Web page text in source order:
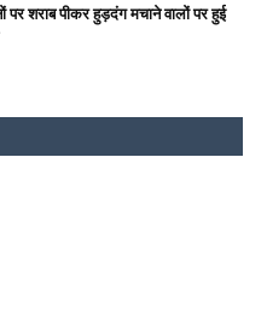
पर शराब पीकर हुड़दंग मचाने वालों पर हुई